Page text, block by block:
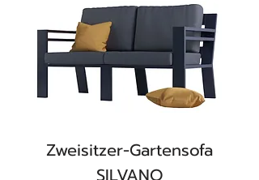
Zweisitzer-Gartensofa